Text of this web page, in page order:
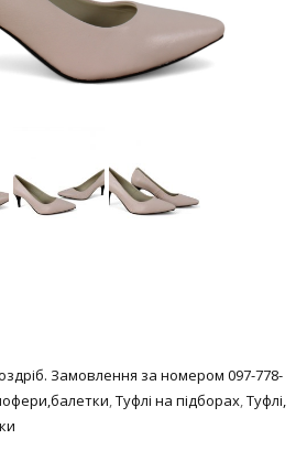
Замовлення за номером 097-778-
,Туфлі на підборах,Туфлі,